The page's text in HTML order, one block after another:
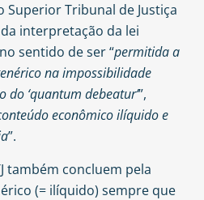
Superior Tribunal de Justiça
interpretação da lei
sentido de ser “permitida a
na impossibilidade
‘quantum debeatur’”,
econômico ilíquido e
”.
também concluem pela
(= ilíquido) sempre que